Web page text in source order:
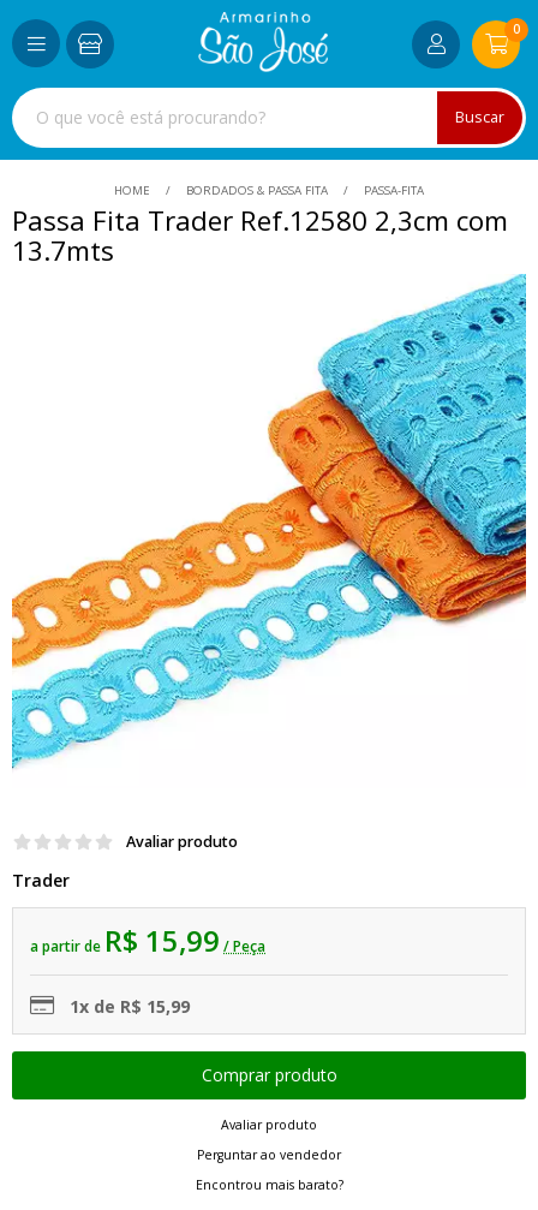
Buscar
0
HOME BORDADOS & PASSA FITA PASSA-FITA
Passa Fita Trader Ref.12580 2,3cm com
13.7mts
Avaliar produto
Trader
a partir de R$ 15,99 / Peça
1x de R$ 15,99
Avaliar produto
Perguntar ao vendedor
Encontrou mais barato?